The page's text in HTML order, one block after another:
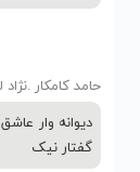
حامد کامکار .نژاد
دیوانه وار
گفتار نیک